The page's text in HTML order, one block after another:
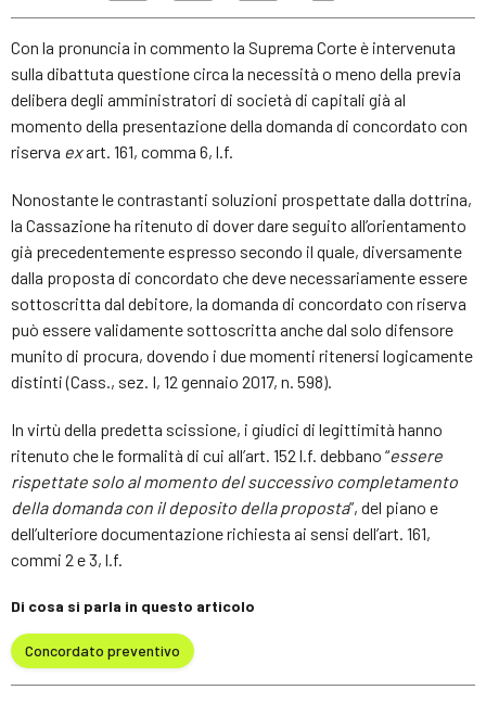
Con la pronuncia in commento la Suprema Corte è intervenuta
sulla dibattuta questione circa la necessità o meno della previa
delibera degli amministratori di società di capitali già al
momento della presentazione della domanda di concordato con
riserva exart. 161, comma 6, l.f.
Nonostante le contrastanti soluzioni prospettate dalla dottrina,
la Cassazione ha ritenuto di dover dare seguito all’orientamento
già precedentemente espresso secondo il quale, diversamente
dalla proposta di concordato che deve necessariamente essere
sottoscritta dal debitore, la domanda di concordato con riserva
può essere validamente sottoscritta anche dal solo difensore
munito di procura, dovendo i due momenti ritenersi logicamente
distinti (Cass., sez. I, 12 gennaio 2017, n. 598).
In virtù della predetta scissione, i giudici di legittimità hanno
ritenuto che le formalità di cui all’art. 152 l.f. debbano “essere
rispettate solo al momento del successivo completamento
della domanda con il deposito della proposta”, del piano e
dell’ulteriore documentazione richiesta ai sensi dell’art. 161,
commi 2 e 3, l.f.
Di cosa si parla in questo articolo
Concordato preventivo